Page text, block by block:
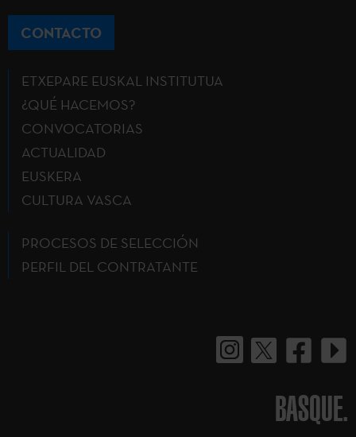
CONTACTO
ETXEPARE EUSKAL INSTITUTUA
¿QUÉ HACEMOS?
CONVOCATORIAS
ACTUALIDAD
EUSKERA
CULTURA VASCA
PROCESOS DE SELECCIÓN
PERFIL DEL CONTRATANTE
BASQUE.